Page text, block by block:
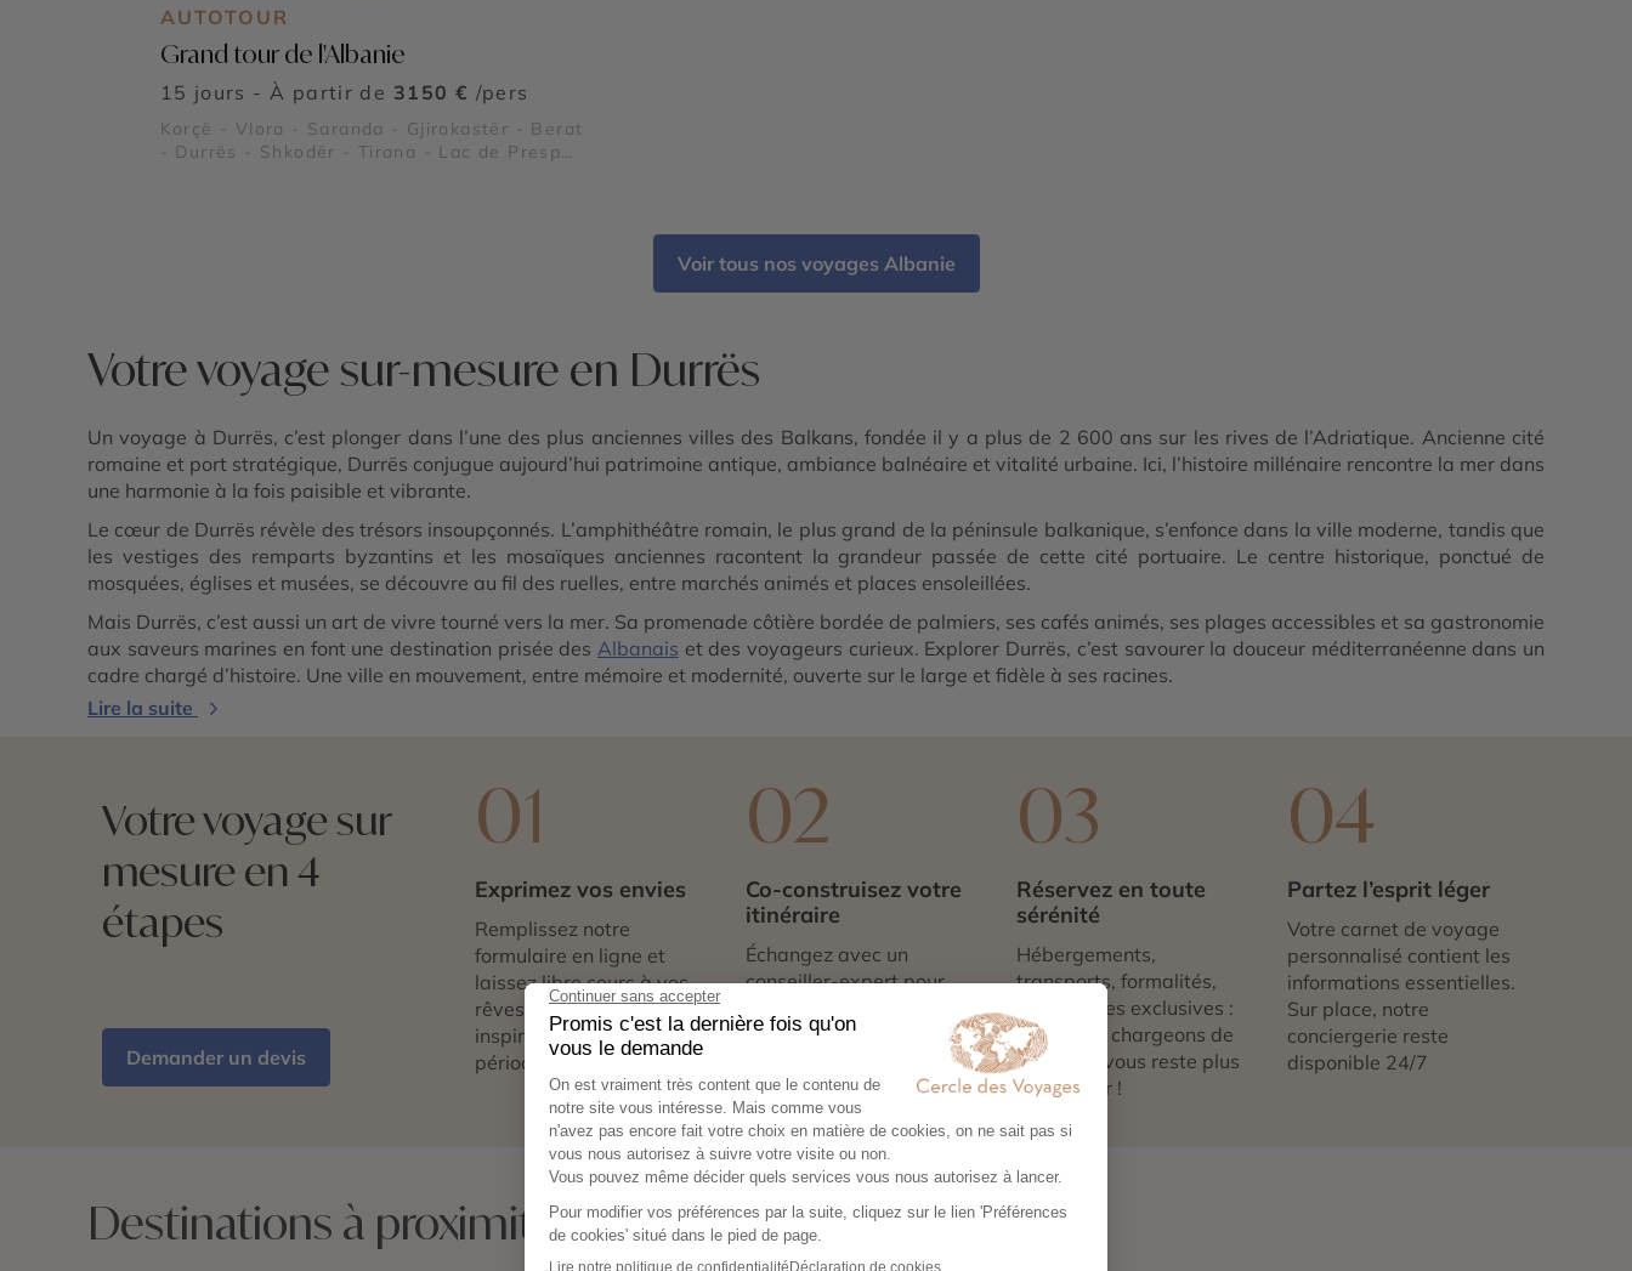
AUTOTOUR
Grand tour de l'Albanie
15 jours - À partir de 3150 € /pers
Korçë - Vlora - Saranda - Gjirokastër - Berat
- Durrës - Shkodër - Tirana - Lac de Prespa
Voir tous nos voyages Albanie
Votre voyage sur-mesure en Durrës
Un voyage à Durrës, c’est plonger dans l’une des plus anciennes villes des Balkans, fondée il y a plus de 2 600 ans sur les rives de l’Adriatique. Ancienne cité
romaine et port stratégique, Durrës conjugue aujourd’hui patrimoine antique, ambiance balnéaire et vitalité urbaine. Ici, l’histoire millénaire rencontre la mer dans
une harmonie à la fois paisible et vibrante.
Le cœur de Durrës révèle des trésors insoupçonnés. L’amphithéâtre romain, le plus grand de la péninsule balkanique, s’enfonce dans la ville moderne, tandis que
les vestiges des remparts byzantins et les mosaïques anciennes racontent la grandeur passée de cette cité portuaire. Le centre historique, ponctué de
mosquées, églises et musées, se découvre au fil des ruelles, entre marchés animés et places ensoleillées.
Mais Durrës, c’est aussi un art de vivre tourné vers la mer. Sa promenade côtière bordée de palmiers, ses cafés animés, ses plages accessibles et sa gastronomie
aux saveurs marines en font une destination prisée des Albanais et des voyageurs curieux. Explorer Durrës, c’est savourer la douceur méditerranéenne dans un
cadre chargé d’histoire. Une ville en mouvement, entre mémoire et modernité, ouverte sur le large et fidèle à ses racines.
Lire la suite
Votre voyage sur
mesure en 4
étapes
Demander un devis
01
Exprimez vos envies
Remplissez notre
formulaire en ligne et
laissez libre cours à vos
rêves de voyage :
inspirations, budget,
période idéale…
02
Co-construisez votre
itinéraire
Échangez avec un
conseiller-expert pour
image, adapté à vos
envies et à votre rythme.
03
Réservez en toute
sérénité
Hébergements,
transports, formalités,
expériences exclusives :
nous nous chargeons de
tout. Il ne vous reste plus
qu’à partir !
04
Partez l’esprit léger
Votre carnet de voyage
personnalisé contient les
informations essentielles.
Sur place, notre
conciergerie reste
disponible 24/7
Destinations à proximité de Durrës